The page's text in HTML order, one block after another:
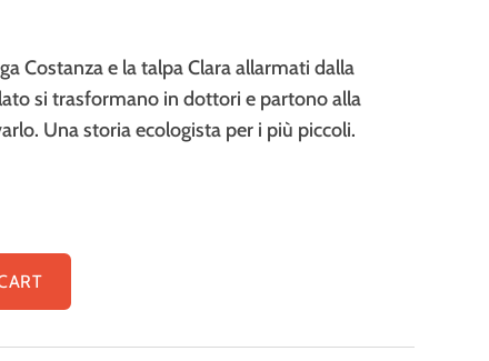
Costanza e la talpa Clara allarmati dalla
si trasformano in dottori e partono alla
Una storia ecologista per i più piccoli.